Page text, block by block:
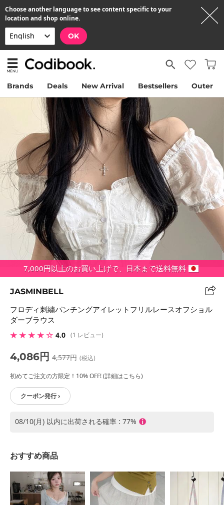
Choose another language to see content specific to your
location and shop online.
OK
Brands Deals New Arrival Bestsellers Outer
7,000円以上のお買い上げで、日本まで送料無料
JASMINBELL
フロディ刺繍パンチングアイレットフリルレースオフショル
ダーブラウス
★ ★ ★ ★ ☆ 4.0 (1 レビュー)
4,086円 4,577円 (税込)
初めてご注文の方限定！10% OFF! (詳細はこちら)
クーポン発行 ›
08/10(月) 以内に出荷される確率 : 77%
おすすめ商品